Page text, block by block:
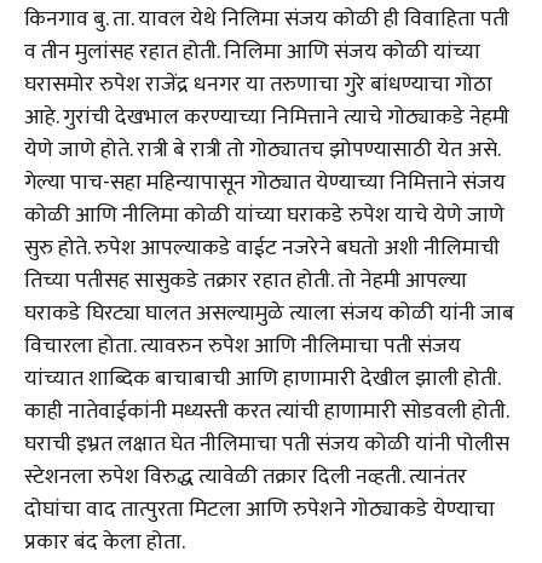
किनगाव बु. ता. यावल येथे निलिमा संजय कोळी ही विवाहिता पती
व तीन मुलांसह रहात होती. निलिमा आणि संजय कोळी यांच्या
घरासमोर रुपेश राजेंद्र धनगर या तरुणाचा गुरे बांधण्याचा गोठा
आहे. गुरांची देखभाल करण्याच्या निमित्ताने त्याचे गोठ्याकडे नेहमी
येणे जाणे होते. रात्री बे रात्री तो गोठ्यातच झोपण्यासाठी येत असे.
गेल्या पाच-सहा महिन्यापासून गोठ्यात येण्याच्या निमित्ताने संजय
कोळी आणि नीलिमा कोळी यांच्या घराकडे रुपेश याचे येणे जाणे
सुरु होते. रुपेश आपल्याकडे वाईट नजरेने बघतो अशी नीलिमाची
तिच्या पतीसह सासुकडे तक्रार रहात होती. तो नेहमी आपल्या
घराकडे घिरट्या घालत असल्यामुळे त्याला संजय कोळी यांनी जाब
विचारला होता. त्यावरुन रुपेश आणि नीलिमाचा पती संजय
यांच्यात शाब्दिक बाचाबाची आणि हाणामारी देखील झाली होती.
काही नातेवाईकांनी मध्यस्ती करत त्यांची हाणामारी सोडवली होती.
घराची इभ्रत लक्षात घेत नीलिमाचा पती संजय कोळी यांनी पोलीस
स्टेशनला रुपेश विरुद्ध त्यावेळी तक्रार दिली नव्हती. त्यानंतर
दोघांचा वाद तात्पुरता मिटला आणि रुपेशने गोठ्याकडे येण्याचा
प्रकार बंद केला होता.